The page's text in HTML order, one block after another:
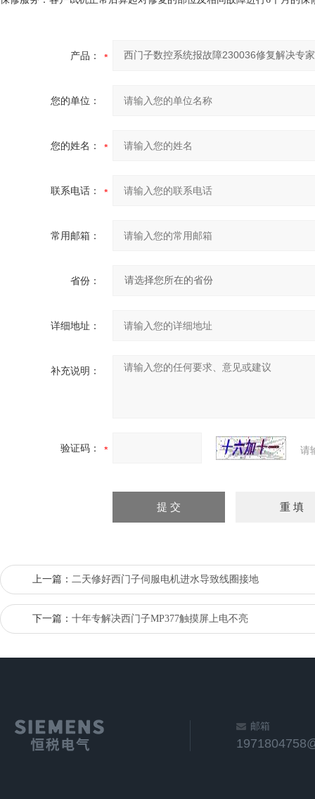
产品：
您的单位：
您的姓名：
联系电话：
常用邮箱：
省份：
详细地址：
补充说明：
验证码： 请
上一篇： 二天修好西门子伺服电机进水导致线圈接地
下一篇： 十年专解决西门子MP377触摸屏上电不亮
邮箱